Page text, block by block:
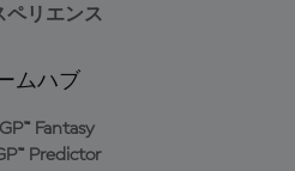
ペリエンス
ムハブ
Fantasy
Predictor